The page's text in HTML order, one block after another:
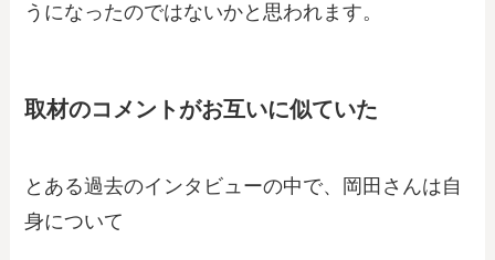
うになったのではないかと思われます。
取材のコメントがお互いに似ていた
とある過去のインタビューの中で、岡田さんは自
身について